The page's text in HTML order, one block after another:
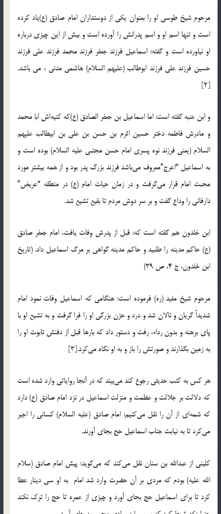
مرحوم شیخ طوسی او را بعنوان یکی از دوستداران امام صادق (ع)‌یاد کرده
است و تنها اسم او و اسم پدرانش را آورده است و بیش از این چیزی درباره
او نیاورده است و گفته:‌ اسماعیل فرزند جعفر فرزند محمد فرزند علی فرزند
حسین فرزند علی فرزند ابوطالب (علیهم السلام) هاشمی مدنی ، می باشد.
[2]
و ابن عنبه گفته است: اما اسماعیل بن جعفر الصادق (ع)‌که کنیه‌اش ابا محمد
و مادرش فاطمه دختر حسین اثرم بن حسن بن علی بن ابیطالب علیهم
السلام (یعنی فرزند نوه پسری امام حسن مجتبی علیه السلام) بوده است و
به اسماعیل “اعرج”‌معروف می‌باشد فرزند بزرگ پدر بود و از همه بیشتر مورد
محبت امام قرار می‌گرفت و در زمان حیات امام (ع) در منطقه “عریض”
دارفانی را وداع گفت و بر سر دوش مردم تا بقیع تشیع شد.
ابن خلدون هم گفته است که:‌ قبل از پدرش وفات یافت، امام جعفر صادق
(ع) حاکم مدینه را طلبید و حاکم مدینه گواهی بر مرگ اسماعیل داد. (تاریخ
ابن خلدون، ج 4، ص 39)
مرحوم شیخ مفید (ره) فرموده است:‌ هنگامی که اسماعیل وفات نمود امام
شدیداً گریان و نالان شد و درد و حزن بزرگی او را فرا گرفت و به تشیع او با
پای برهنه و بدون رداء، رفت و دستور داد که بارها قبل از دفنش تابوت او را
به زمین بگذارند و صورتش را باز و به او نگاه می‌کرد.[3]
هر کس به کتب حدیثی رجوع کند می‌بیند که در آنجا روایاتی وارد شده است
که دلالت بر جلالت و عظمت و منزلت اسماعیل در نزد امام صادق (ع) دارد
که شمه‌ای از آن را نقل می‌کنیم: امام صادق (علیه السلام) کسانی را اجیر
می‌کرد تا به نیابت جناب اسماعیل حج بجای آورند.
کلینی از عبدالله بن سنان نقل می‌کند که می‌گوید: پیش امام صادق (سلام
الله علیه) بودم که مردی بر آن حضرت وارد شد امام به او سی دینار عطا
کرد تا برای اسماعیل حج بجای آورد و چیزی از عمره تا حج را ترک نکند